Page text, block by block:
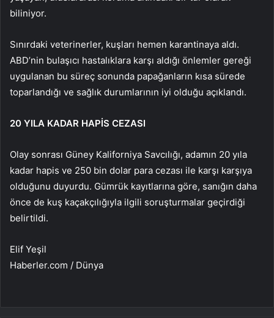
biliniyor.
Sınırdaki veterinerler, kuşları hemen karantinaya aldı.
ABD’nin bulaşıcı hastalıklara karşı aldığı önlemler gereği
uygulanan bu süreç sonunda papağanların kısa sürede
toparlandığı ve sağlık durumlarının iyi olduğu açıklandı.
20 YILA KADAR HAPİS CEZASI
Olay sonrası Güney Kaliforniya Savcılığı, adamın 20 yıla
kadar hapis ve 250 bin dolar para cezası ile karşı karşıya
olduğunu duyurdu. Gümrük kayıtlarına göre, sanığın daha
önce de kuş kaçakçılığıyla ilgili soruşturmalar geçirdiği
belirtildi.
Elif Yeşil
Haberler.com / Dünya